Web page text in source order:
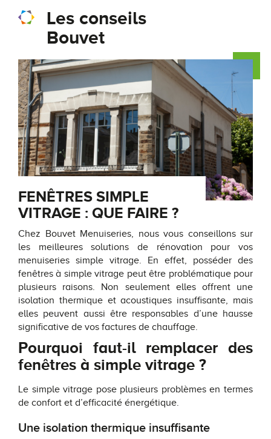
Les conseils
Bouvet
FENÊTRES SIMPLE
VITRAGE : QUE FAIRE ?
Chez Bouvet Menuiseries, nous vous conseillons sur
les meilleures solutions de rénovation pour vos
menuiseries simple vitrage. En effet, posséder des
fenêtres à simple vitrage peut être problématique pour
plusieurs raisons. Non seulement elles offrent une
isolation thermique et acoustiques insuffisante, mais
elles peuvent aussi être responsables d’une hausse
significative de vos factures de chauffage.
Pourquoi faut-il remplacer des
fenêtres à simple vitrage ?
Le simple vitrage pose plusieurs problèmes en termes
de confort et d’efficacité énergétique.
Une isolation thermique insuffisante